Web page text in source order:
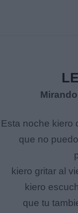
Esta noche kiero
que no
kiero gritar al
kiero
que tu